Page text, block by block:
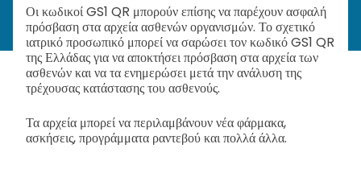
Οι κωδικοί GS1 QR μπορούν επίσης να παρέχουν ασφαλή
πρόσβαση στα αρχεία ασθενών οργανισμών. Το σχετικό
ιατρικό προσωπικό μπορεί να σαρώσει τον κωδικό GS1 QR
της Ελλάδας για να αποκτήσει πρόσβαση στα αρχεία των
ασθενών και να τα ενημερώσει μετά την ανάλυση της
τρέχουσας κατάστασης του ασθενούς.
Τα αρχεία μπορεί να περιλαμβάνουν νέα φάρμακα,
ασκήσεις, προγράμματα ραντεβού και πολλά άλλα.